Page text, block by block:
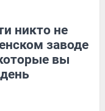
никто не
заводе
вы